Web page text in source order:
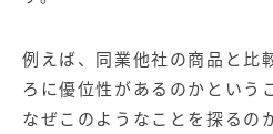
例えば、同業他社の商品と比
ろに優位性があるのかという
なぜこのようなことを探るの